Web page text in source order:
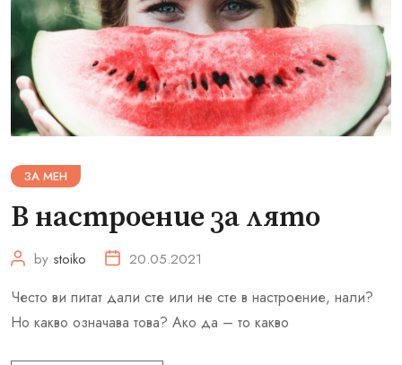
ЗА МЕН
В настроение за лято
by stoiko 20.05.2021
Често ви питат дали сте или не сте в настроение, нали?
Но какво означава това? Ако да – то какво